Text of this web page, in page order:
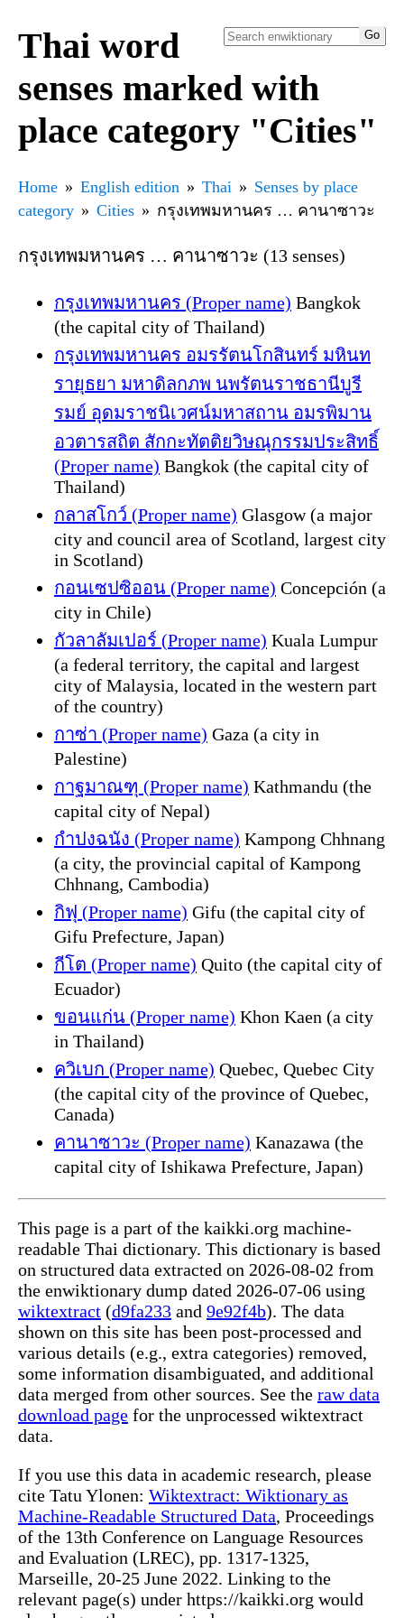
Thai word
senses marked with
place category "Cities"
Home English edition Thai
Senses by place
category
Cities กรุงเทพมหานคร … คานาซาวะ
กรุงเทพมหานคร … คานาซาวะ (13 senses)
กรุงเทพมหานคร (Proper name) Bangkok
(the capital city of Thailand)
กรุงเทพมหานคร อมรรัตนโกสินทร์ มหินท
รายุธยา มหาดิลกภพ นพรัตนราชธานีบูรี
รมย์ อุดมราชนิเวศน์มหาสถาน อมรพิมาน
อวตารสถิต สักกะทัตติยวิษณุกรรมประสิทธิ์
(Proper name) Bangkok (the capital city of
Thailand)
กลาสโกว์ (Proper name) Glasgow (a major
city and council area of Scotland, largest city
in Scotland)
กอนเซปซิออน (Proper name) Concepción (a
city in Chile)
กัวลาลัมเปอร์ (Proper name) Kuala Lumpur
(a federal territory, the capital and largest
city of Malaysia, located in the western part
of the country)
กาซ่า (Proper name) Gaza (a city in
Palestine)
กาฐมาณฑุ (Proper name) Kathmandu (the
capital city of Nepal)
กำปงฉนัง (Proper name) Kampong Chhnang
(a city, the provincial capital of Kampong
Chhnang, Cambodia)
กิฟุ (Proper name) Gifu (the capital city of
Gifu Prefecture, Japan)
กีโต (Proper name) Quito (the capital city of
Ecuador)
ขอนแก่น (Proper name) Khon Kaen (a city
in Thailand)
ควิเบก (Proper name) Quebec, Quebec City
(the capital city of the province of Quebec,
Canada)
คานาซาวะ (Proper name) Kanazawa (the
capital city of Ishikawa Prefecture, Japan)
This page is a part of the kaikki.org machine-
readable Thai dictionary. This dictionary is based
on structured data extracted on 2026-08-02 from
the enwiktionary dump dated 2026-07-06 using
wiktextract (d9fa233 and 9e92f4b). The data
shown on this site has been post-processed and
various details (e.g., extra categories) removed,
some information disambiguated, and additional
data merged from other sources. See the raw data
download page for the unprocessed wiktextract
data.
If you use this data in academic research, please
cite Tatu Ylonen: Wiktextract: Wiktionary as
Machine-Readable Structured Data, Proceedings
of the 13th Conference on Language Resources
and Evaluation (LREC), pp. 1317-1325,
Marseille, 20-25 June 2022. Linking to the
relevant page(s) under https://kaikki.org would